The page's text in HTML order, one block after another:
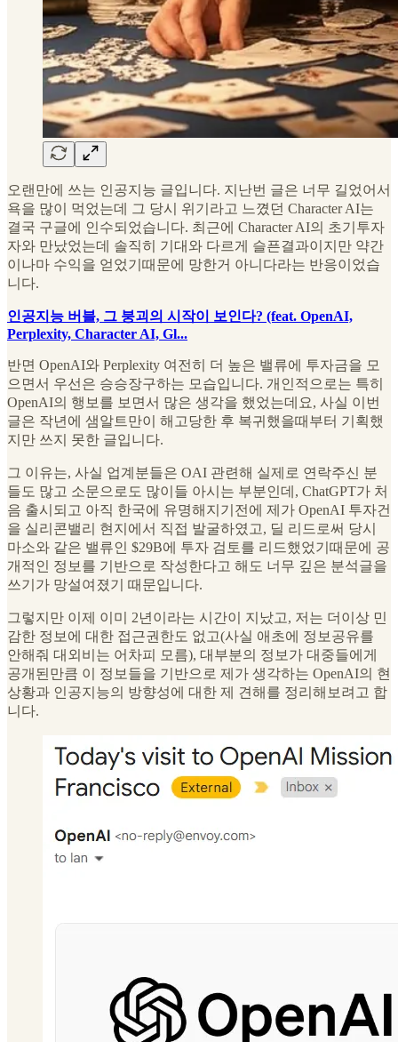
오랜만에 쓰는 인공지능 글입니다. 지난번 글은 너무 길었어서
욕을 많이 먹었는데 그 당시 위기라고 느꼈던 Character AI는
결국 구글에 인수되었습니다. 최근에 Character AI의 초기투자
자와 만났었는데 솔직히 기대와 다르게 슬픈결과이지만 약간
이나마 수익을 얻었기때문에 망한거 아니다라는 반응이었습
니다.
인공지능 버블, 그 붕괴의 시작이 보인다? (feat. OpenAI,
Perplexity, Character AI, Gl...
반면 OpenAI와 Perplexity 여전히 더 높은 밸류에 투자금을 모
으면서 우선은 승승장구하는 모습입니다. 개인적으로는 특히
OpenAI의 행보를 보면서 많은 생각을 했었는데요, 사실 이번
글은 작년에 샘알트만이 해고당한 후 복귀했을때부터 기획했
지만 쓰지 못한 글입니다.
그 이유는, 사실 업계분들은 OAI 관련해 실제로 연락주신 분
들도 많고 소문으로도 많이들 아시는 부분인데, ChatGPT가 처
음 출시되고 아직 한국에 유명해지기전에 제가 OpenAI 투자건
을 실리콘밸리 현지에서 직접 발굴하였고, 딜 리드로써 당시
마소와 같은 밸류인 $29B에 투자 검토를 리드했었기때문에 공
개적인 정보를 기반으로 작성한다고 해도 너무 깊은 분석글을
쓰기가 망설여졌기 때문입니다.
그렇지만 이제 이미 2년이라는 시간이 지났고, 저는 더이상 민
감한 정보에 대한 접근권한도 없고(사실 애초에 정보공유를
안해줘 대외비는 어차피 모름), 대부분의 정보가 대중들에게
공개된만큼 이 정보들을 기반으로 제가 생각하는 OpenAI의 현
상황과 인공지능의 방향성에 대한 제 견해를 정리해보려고 합
니다.